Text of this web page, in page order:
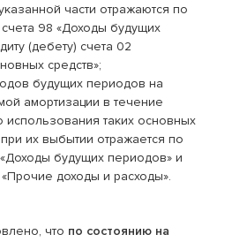
части отражаются по
счета 98 «Доходы будущих
(дебету) счета 02
средств»;
будущих периодов на
амортизации в течение
использования таких основных
их выбытии отражается по
будущих периодов» и
«Прочие доходы и расходы».
что по состоянию на